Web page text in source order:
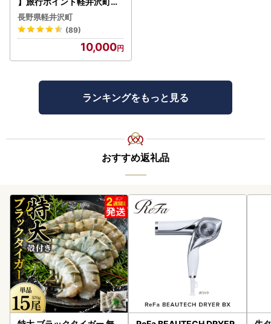
るなびトラベルポイント
長野県軽井沢町
(89)
10,000
ランキングをもっと見る
おすすめ返礼品